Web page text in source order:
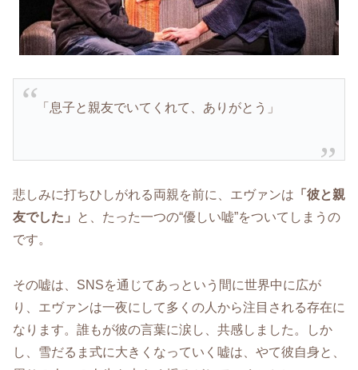
「息子と親友でいてくれて、ありがとう」
悲しみに打ちひしがれる両親を前に、エヴァンは 「彼と親
友でした」
と、たった一つの“優しい嘘”をついてしまうの
です。
その嘘は、SNSを通じてあっという間に世界中に広が
り、エヴァンは一夜にして多くの人から注目される存在に
なります。誰もが彼の言葉に涙し、共感しました。しか
し、雪だるま式に大きくなっていく嘘は、やて彼自身と、